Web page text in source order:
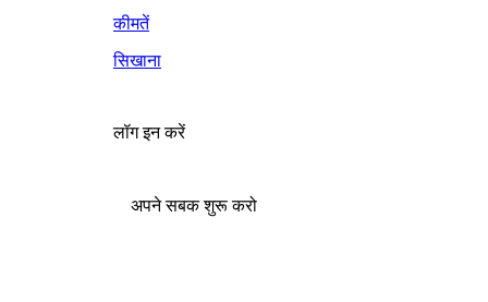
कीमतें
सिखाना
लॉग इन करें
अपने सबक शुरू करो